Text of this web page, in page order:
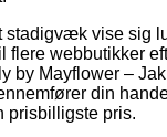
stadigvæk vise sig
flere webbutikker
by Mayflower –
din
prisbilligste pris.